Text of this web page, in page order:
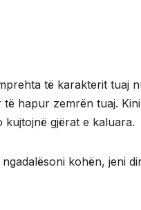
të karakterit tuaj
të hapur zemrën tuaj.
kujtojnë gjërat e kaluara.
kohën, jeni